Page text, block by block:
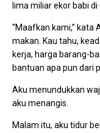
lima miliar ekor babi di
“Maafkan kami,” kata
makan. Kau tahu,
kerja, harga barang-
bantuan apa pun dari
Aku menundukkan
aku menangis.
Malam itu, aku tidur